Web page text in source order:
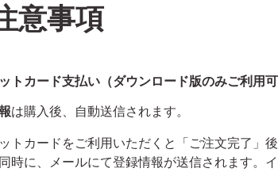
意事項
トカード支払い（ダウンロード版のみご利用可
は購入後、自動送信されます。
トカードをご利用いただくと「ご注文完了」
時に、メールにて登録情報が送信されます。